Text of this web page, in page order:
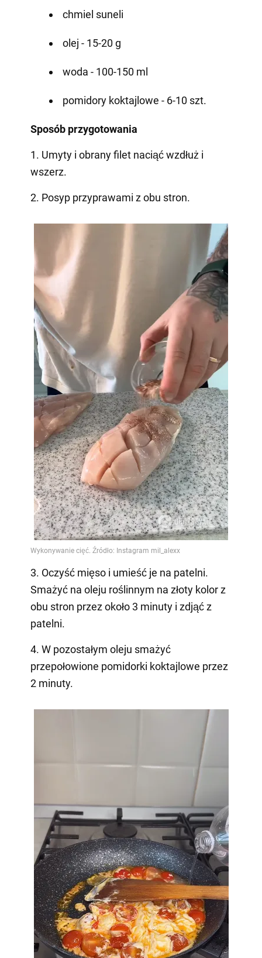
chmiel suneli
olej - 15-20 g
woda - 100-150 ml
pomidory koktajlowe - 6-10 szt.
Sposób przygotowania
1. Umyty i obrany filet naciąć wzdłuż i
wszerz.
2. Posyp przyprawami z obu stron.
3. Oczyść mięso i umieść je na patelni.
Smażyć na oleju roślinnym na złoty kolor z
obu stron przez około 3 minuty i zdjąć z
patelni.
4. W pozostałym oleju smażyć
przepołowione pomidorki koktajlowe przez
2 minuty.